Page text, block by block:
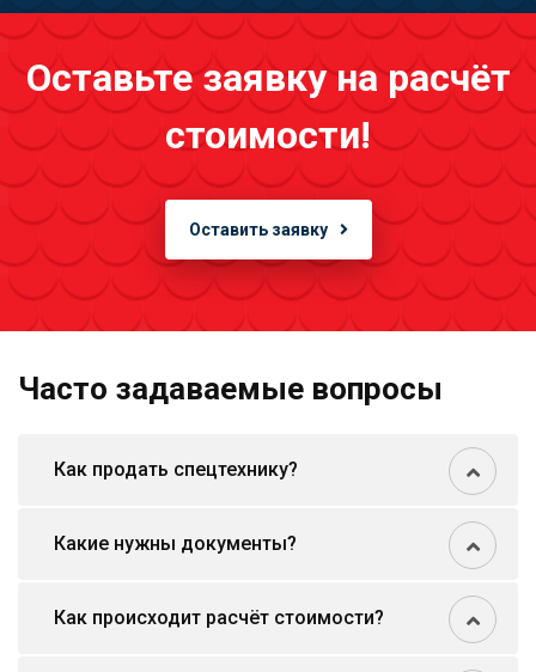
Оставьте заявку на расчёт
стоимости!
Оставить заявку
Часто задаваемые вопросы
Как продать спецтехнику?
Какие нужны документы?
Как происходит расчёт стоимости?